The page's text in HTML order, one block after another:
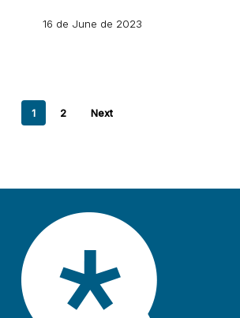
16 de June de 2023
1 2 Next